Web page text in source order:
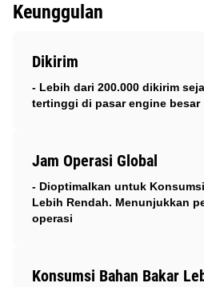
Keunggulan
Dikirim
- Lebih dari 200.000 dikirim
tertinggi di pasar engine besar
Jam Operasi Global
- Dioptimalkan untuk
Lebih Rendah. Menunjukkan
operasi
Konsumsi Bahan Bakar